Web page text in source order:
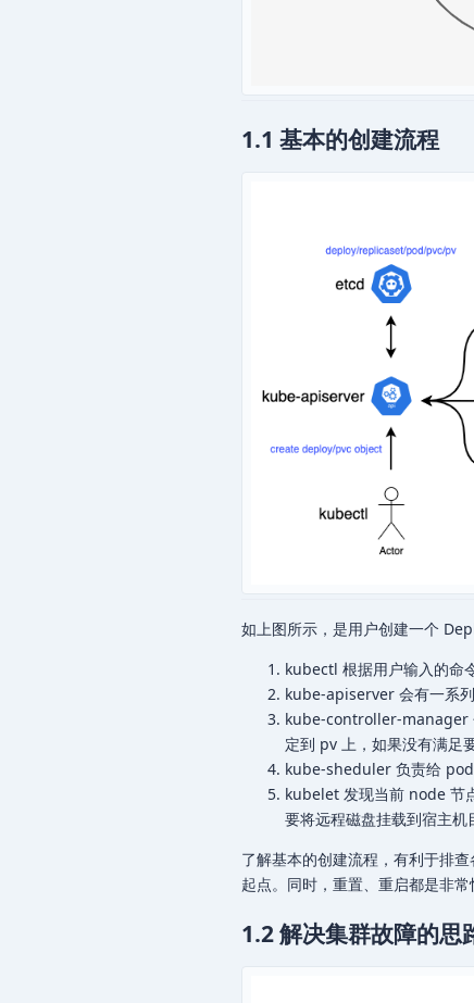
1.1 基本的创建流程
如上图所示，是用户创建一个
kubectl 根据用户输入的
kube-apiserver 会有一系
kube-controller-manager
定到 pv 上，如果没有满足
kube-sheduler 负责给 pod
kubelet 发现当前 node 节
要将远程磁盘挂载到宿主机
了解基本的创建流程，有利于排
起点。同时，重置、重启都是非
1.2 解决集群故障的思